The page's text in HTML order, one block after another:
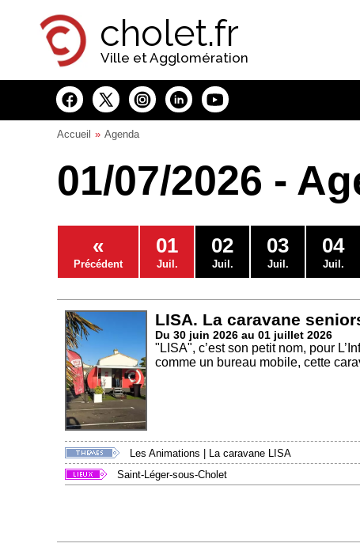
cholet.fr
Ville et Agglomération
Accueil Agenda
01/07/2026 -
«
Précédent
01
Juil.
02
Juil.
03
Juil.
04
Juil.
LISA. La caravane
Du 30 juin 2026 au 01 juillet 2026
"LISA", c’est son petit nom, pour
comme un bureau mobile, cette
Les Animations | La caravane LISA
Saint-Léger-sous-Cholet